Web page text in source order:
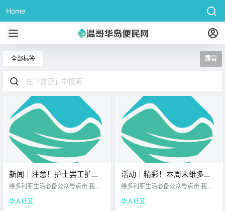
Home
全部标签 露营
新闻｜注意！护士罢工扩大
至温哥华岛，这些医疗服务
临时外籍劳工项目，11家温
维多利亚生活必备公众号点击 我在
想一直在你身边UPS维多利亚DT店
华人社区
活动｜精彩！本周末维多利
亚有后院音乐节、户外表演
展、音乐剧演出、果园集
维多利亚生活必备公众号点击 我在
想一直在你身边维多利亚顶级科创
华人社区